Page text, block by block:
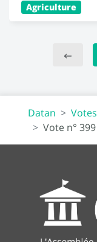
Agriculture
Datan Votes
Vote n° 399